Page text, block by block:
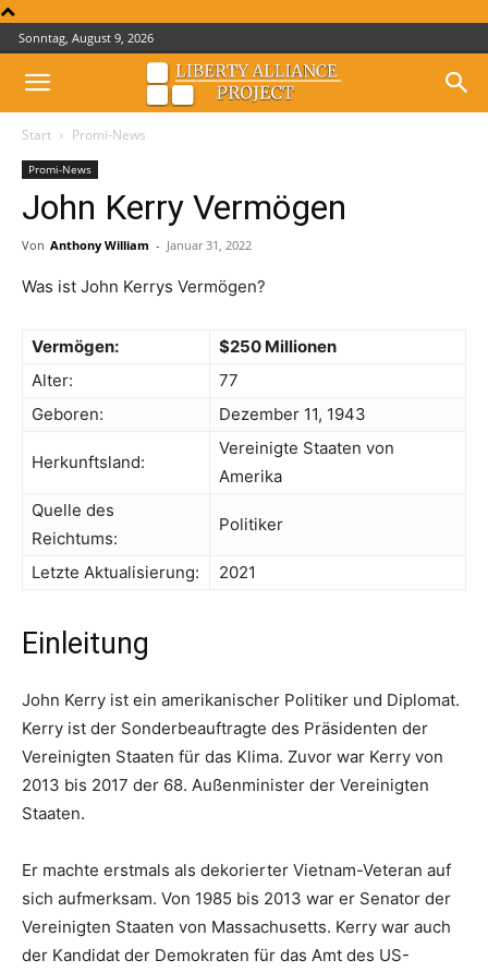
Sonntag, August 9, 2026
Start Promi-News
Promi-News
John Kerry Vermögen
Von Anthony William - Januar 31, 2022
Was ist John Kerrys Vermögen?
Vermögen:
$250 Millionen
Alter:
77
Geboren:
Dezember 11, 1943
Herkunftsland:
Vereinigte Staaten von
Amerika
Quelle des
Reichtums:
Politiker
Letzte Aktualisierung: 2021
Einleitung
John Kerry ist ein amerikanischer Politiker und Diplomat.
Kerry ist der Sonderbeauftragte des Präsidenten der
Vereinigten Staaten für das Klima. Zuvor war Kerry von
2013 bis 2017 der 68. Außenminister der Vereinigten
Staaten.
Er machte erstmals als dekorierter Vietnam-Veteran auf
sich aufmerksam. Von 1985 bis 2013 war er Senator der
Vereinigten Staaten von Massachusetts. Kerry war auch
der Kandidat der Demokraten für das Amt des US-